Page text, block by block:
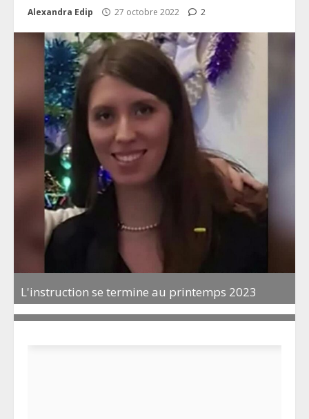
Alexandra Edip 27 octobre 2022 2
L'instruction se termine au printemps 2023